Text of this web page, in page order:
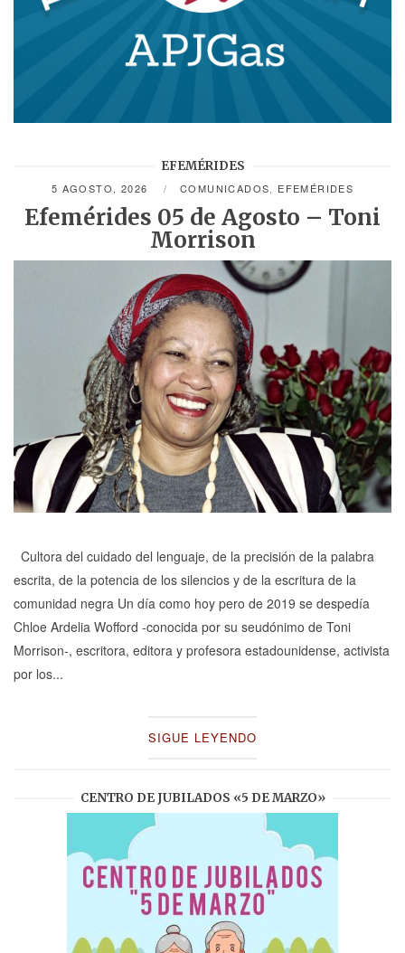
EFEMÉRIDES
5 AGOSTO, 2026 COMUNICADOS, EFEMÉRIDES
Efemérides 05 de Agosto – Toni
Morrison
Cultora del cuidado del lenguaje, de la precisión de la palabra
escrita, de la potencia de los silencios y de la escritura de la
comunidad negra Un día como hoy pero de 2019 se despedía
Chloe Ardelia Wofford -conocida por su seudónimo de Toni
Morrison-, escritora, editora y profesora estadounidense, activista
por los...
SIGUE LEYENDO
CENTRO DE JUBILADOS «5 DE MARZO»